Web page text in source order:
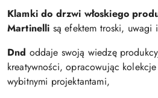
Klamki do drzwi włoskiego
Martinelli są efektem troski, uwagi
Dnd oddaje swoją wiedzę
kreatywności, opracowując
wybitnymi projektantami,